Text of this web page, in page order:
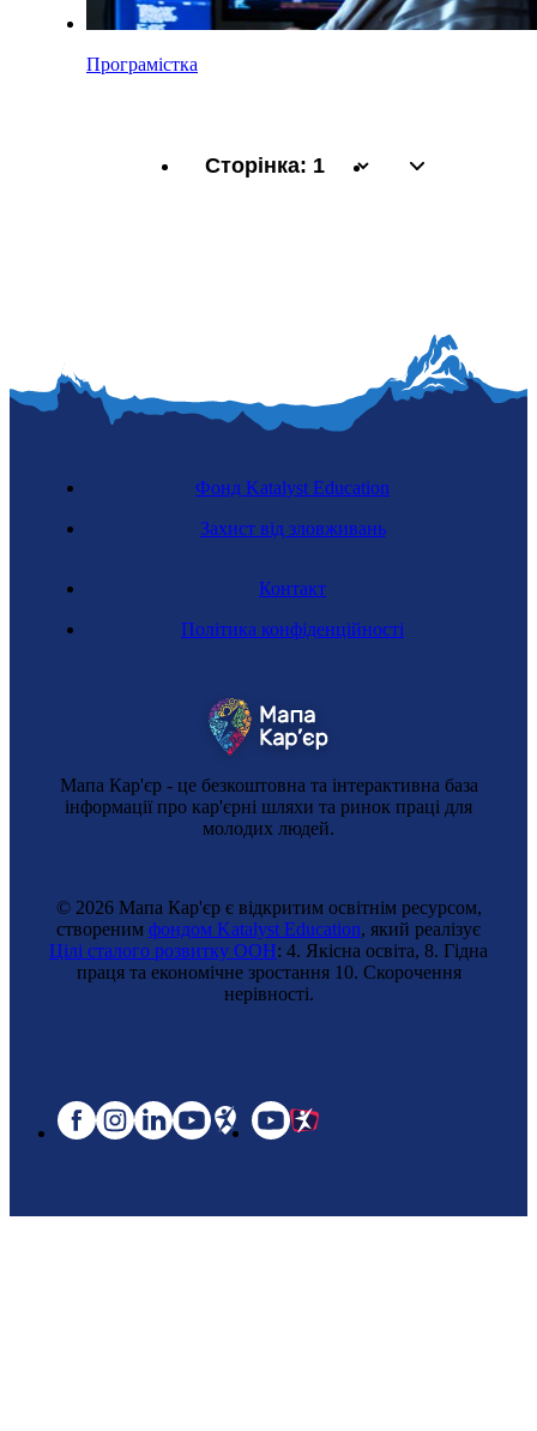
Програмістка
Мапа Кар'єр - це безкоштовна та інтерактивна база
інформації про кар'єрні шляхи та ринок праці для
молодих людей.
Контакт
Політика конфіденційності
Фонд Katalyst Education
Захист від зловживань
© 2026 Мапа Кар'єр є відкритим освітнім ресурсом,
створеним фондом Katalyst Education, який реалізує
Цілі сталого розвитку ООН: 4. Якісна освіта, 8. Гідна
праця та економічне зростання 10. Cкорочення
нерівності.